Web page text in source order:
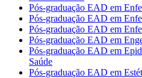
Pós-graduação EAD em
Pós-graduação EAD em
Pós-graduação EAD em
Pós-graduação EAD em
Pós-graduação EAD em
Saúde
Pós-graduação EAD em